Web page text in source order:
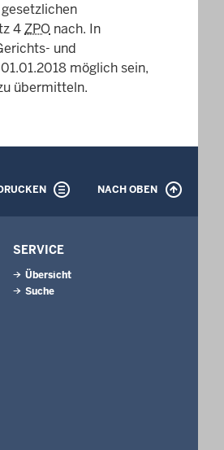
4ZPO nach. In
und
möglich sein,
übermitteln.
NACH OBEN
SERVICE
Übersicht
Suche